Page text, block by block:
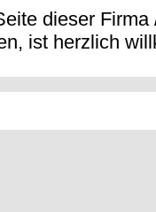
dieser
ist herzlich